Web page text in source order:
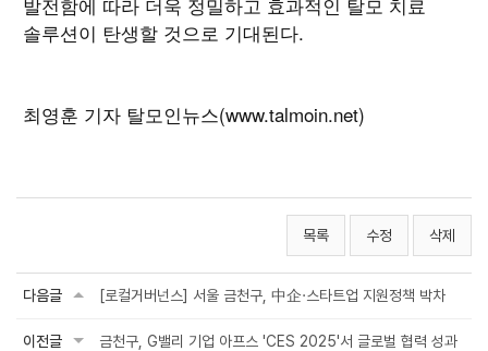
솔루션이 탄생할 것으로 기대된다.
최영훈 기자 탈모인뉴스(www.talmoin.net)
목록 수정 삭제
다음글 [로컬거버넌스] 서울 금천구, 中企·스타트업 지원정책 박차
이전글 금천구, G밸리 기업 아프스 'CES 2025'서 글로벌 협력 성과